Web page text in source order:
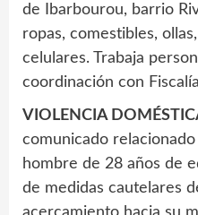
de Ibarbourou, barrio
ropas, comestibles,
celulares. Trabaja
coordinación con
VIOLENCIA
comunicado
hombre de 28 años de
de medidas cautelares